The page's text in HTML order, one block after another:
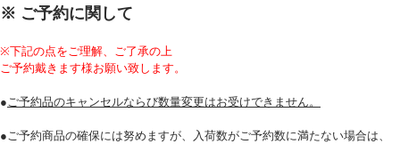
※ ご予約に関して
※下記の点をご理解、ご了承の上
ご予約戴きます様お願い致します。
●ご予約品のキャンセルならび数量変更はお受けできません。
●ご予約商品の確保には努めますが、入荷数がご予約数に満たない場合は、